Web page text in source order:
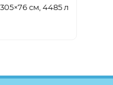
305×76 см, 4485 л